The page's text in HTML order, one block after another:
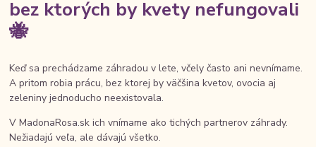
bez ktorých by kvety nefungovali
🐝
Keď sa prechádzame záhradou v lete, včely často ani nevnímame.
A pritom robia prácu, bez ktorej by väčšina kvetov, ovocia aj
zeleniny jednoducho neexistovala.
V MadonaRosa.sk ich vnímame ako tichých partnerov záhrady.
Nežiadajú veľa, ale dávajú všetko.